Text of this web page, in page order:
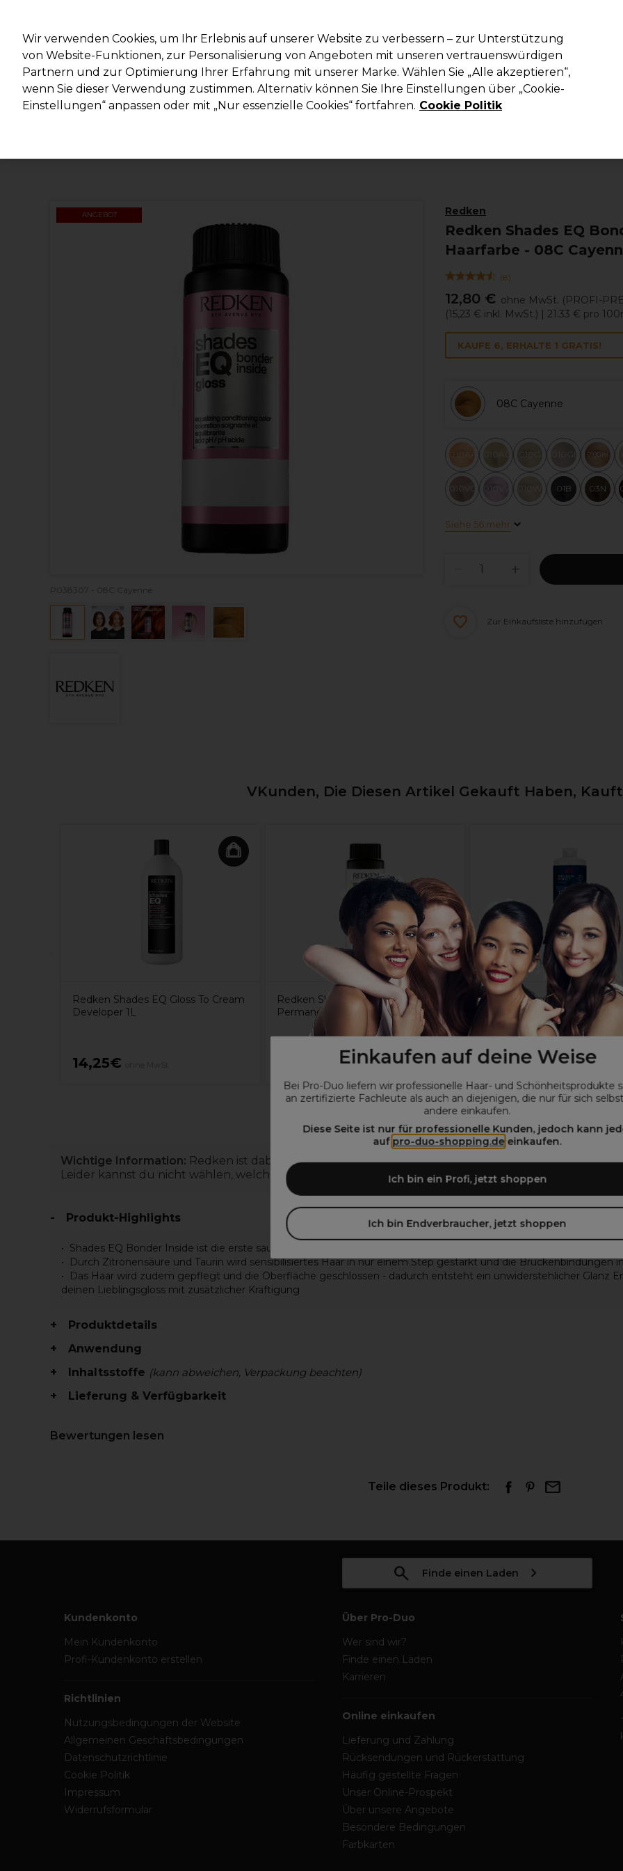
Einkaufen auf deine Weise
Bei Pro-Duo liefern wir professionelle Haar- und Schönheitsprodukte
an zertifizierte Fachleute als auch an diejenigen, die nur für sich
andere einkaufen.
Diese Seite ist nur für professionelle Kunden, jedoch kann
auf pro-duo-shopping.deeinkaufen.
Ich bin ein Profi, jetzt shoppen
Ich bin Endverbraucher, jetzt shoppen
Suchen
Marken Deals Haare Elektrogeräte Saloneinrichtung Kosmetik Herrenfriseur Inspiration Die Professional
Lieferung und Lieferzeiten
Redken
Redken Shades EQ
Haarfarbe - 08C
(8)
12,80 € ohne MwSt. (PROFI-
(15,23 € inkl. MwSt.) | 21.33 € pro
ANGEBOT
P038307 - 08C Cayenne
KAUFE 6, ERHALTE 1 GRATIS!
08C Cayenne
010AA 010AG 010G 010Gro
010VG 010VV 010WG 01B 03N
Siehe 56 mehr
Zur Einkaufsliste hinzufügen
VKunden, Die Diesen Artikel Gekauft Haben,
Redken Shades EQ Gloss To Cream
Developer 1L
14,25€
Redken Shades EQ Demi
Permanent Hair Color 60ml
10,60€ ohne MwSt.
Wella Professionals Welloxon
Perfect 12%-40Vol 1L
15,75€ ohne MwSt.
Wichtige Information: Redken ist dabei, die Verpackung zu ändern. Es kann also sein, dass du die
Leider kannst du nicht wählen, welche du erhalten wirst.
Produkt-Highlights
Shades EQ Bonder Inside ist die erste saure Tönung ohne Ammoniak mit integrierter Bonder Technologie
Durch Zitronensäure und Taurin wird sensibilisiertes Haar in nur einem Step gestärkt und die Brückenbindungen
Das Haar wird zudem gepflegt und die Oberfläche geschlossen - dadurch entsteht ein unwiderstehlicher Glanz
deinen Lieblingsgloss mit zusätzlicher Kräftigung
Produktdetails
Anwendung
Inhaltsstoffe (kann abweichen, Verpackung beachten)
Lieferung & Verfügbarkeit
Bewertungen lesen
Teile dieses Produkt:
Finde einen Laden
Kundenkonto
Mein Kundenkonto
Profi-Kundenkonto erstellen
Richtlinien
Nutzungsbedingungen der Website
Allgemeinen Geschäftsbedingungen
Datenschutzrichtlinie
Cookie Politik
Impressum
Widerrufsformular
Über Pro-Duo
Wer sind wir?
Finde einen Laden
Karrieren
Online einkaufen
Lieferung und Zahlung
Rücksendungen und Rückerstattung
Häufig gestellte Fragen
Unser Online-Prospekt
Über unsere Angebote
Besondere Bedingungen
Farbkarten
Wir verwenden Cookies, um Ihr Erlebnis auf unserer Website zu verbessern – zur Unterstützung
von Website-Funktionen, zur Personalisierung von Angeboten mit unseren vertrauenswürdigen
Partnern und zur Optimierung Ihrer Erfahrung mit unserer Marke. Wählen Sie „Alle akzeptieren“,
wenn Sie dieser Verwendung zustimmen. Alternativ können Sie Ihre Einstellungen über „Cookie-
Einstellungen“ anpassen oder mit „Nur essenzielle Cookies“ fortfahren. Cookie Politik